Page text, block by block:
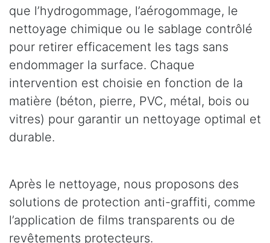
que l’hydrogommage, l’aérogommage, le
nettoyage chimique ou le sablage contrôlé
pour retirer efficacement les tags sans
endommager la surface. Chaque
intervention est choisie en fonction de la
matière (béton, pierre, PVC, métal, bois ou
vitres) pour garantir un nettoyage optimal et
durable.
Après le nettoyage, nous proposons des
solutions de protection anti-graffiti, comme
l’application de films transparents ou de
revêtements protecteurs.